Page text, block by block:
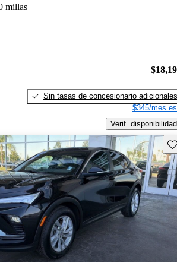
millas
Sin tasas de concesionario adicionales
$345/mes
Verif. disponibilidad